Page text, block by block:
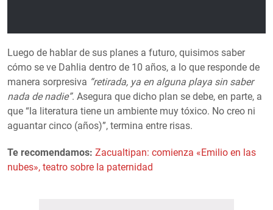
Luego de hablar de sus planes a futuro, quisimos saber
cómo se ve Dahlia dentro de 10 años, a lo que responde de
manera sorpresiva “retirada, ya en alguna playa sin saber
nada de nadie”. Asegura que dicho plan se debe, en parte, a
que “la literatura tiene un ambiente muy tóxico. No creo ni
aguantar cinco (años)”, termina entre risas.
Te recomendamos: Zacualtipan: comienza «Emilio en las
nubes», teatro sobre la paternidad